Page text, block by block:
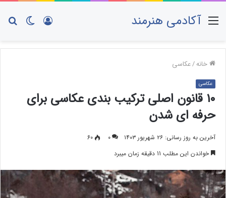
تغییر
ورود آکادمی هنرمندمنو
خانه/عکاسی
عکاسی
۱۰ قانون اصلی ترکیب بندی عکاسی برای
حرفه ای شدن
آخرین به روز رسانی: ۲۶ شهریور ۱۴۰۳ ۰
60
خواندن این مطلب 11 دقیقه زمان میبرد